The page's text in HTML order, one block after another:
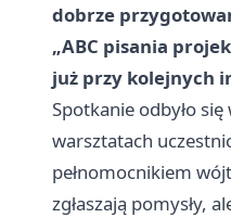
dobrze
„ABC pisania
już przy kolejnych
Spotkanie odbyło
warsztatach
pełnomocnikiem
zgłaszają pomysły,